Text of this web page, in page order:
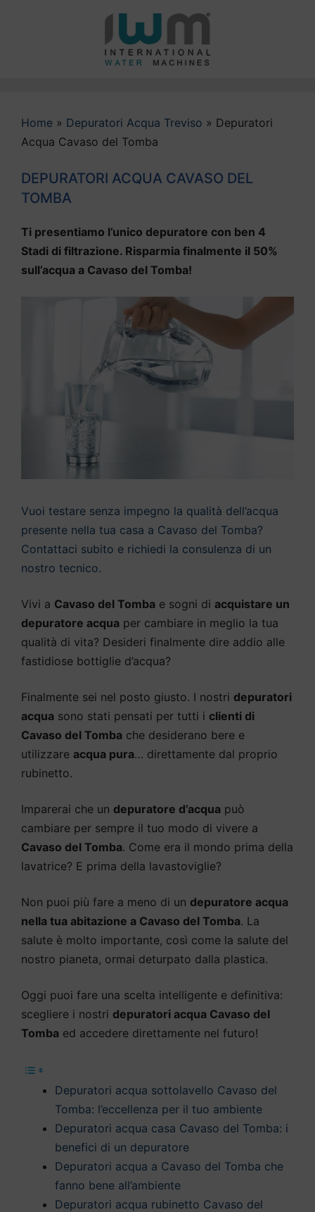
Home » Depuratori Acqua Treviso » Depuratori
Acqua Cavaso del Tomba
DEPURATORI ACQUA CAVASO DEL
TOMBA
Ti presentiamo l’unico depuratore con ben 4
Stadi di filtrazione. Risparmia finalmente il 50%
sull’acqua a Cavaso del Tomba!
Vuoi testare senza impegno la qualità dell’acqua
presente nella tua casa a Cavaso del Tomba?
Contattaci subito e richiedi la consulenza di un
nostro tecnico.
Vivi a Cavaso del Tomba e sogni di acquistare un
depuratore acqua per cambiare in meglio la tua
qualità di vita? Desideri finalmente dire addio alle
fastidiose bottiglie d’acqua?
Finalmente sei nel posto giusto. I nostri depuratori
acqua sono stati pensati per tutti i clienti di
Cavaso del Tomba che desiderano bere e
utilizzare acqua pura… direttamente dal proprio
rubinetto.
Imparerai che un depuratore d’acqua può
cambiare per sempre il tuo modo di vivere a
Cavaso del Tomba. Come era il mondo prima della
lavatrice? E prima della lavastoviglie?
Non puoi più fare a meno di un depuratore acqua
nella tua abitazione a Cavaso del Tomba. La
salute è molto importante, così come la salute del
nostro pianeta, ormai deturpato dalla plastica.
Oggi puoi fare una scelta intelligente e definitiva:
scegliere i nostri depuratori acqua Cavaso del
Tomba ed accedere direttamente nel futuro!
Depuratori acqua sottolavello Cavaso del
Tomba: l’eccellenza per il tuo ambiente
Depuratori acqua casa Cavaso del Tomba: i
benefici di un depuratore
Depuratori acqua a Cavaso del Tomba che
fanno bene all’ambiente
Depuratori acqua rubinetto Cavaso del